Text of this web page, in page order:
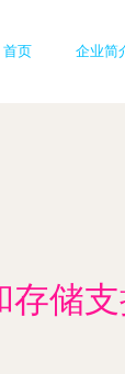
首页 企业简
储